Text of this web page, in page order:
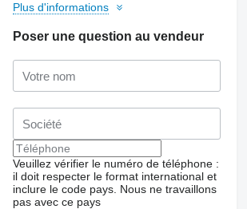
Plus d'informations
Poser une question au vendeur
Veuillez vérifier le numéro de téléphone :
il doit respecter le format international et
inclure le code pays. Nous ne travaillons
pas avec ce pays